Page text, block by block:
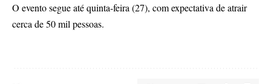
O evento segue até quinta-feira (27), com expectativa de atrair
cerca de 50 mil pessoas.